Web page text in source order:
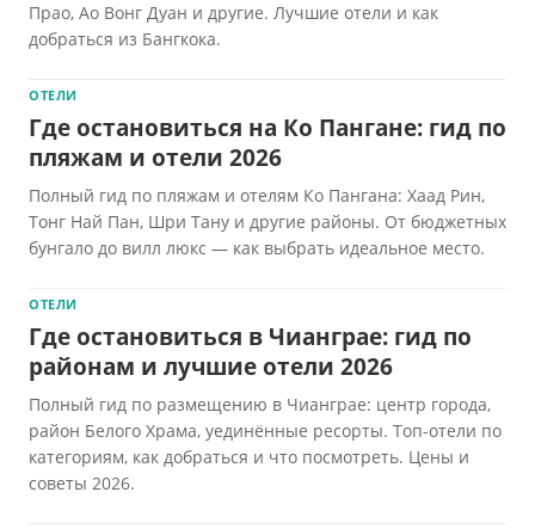
Прао, Ао Вонг Дуан и другие. Лучшие отели и как
добраться из Бангкока.
ОТЕЛИ
Где остановиться на Ко Пангане: гид по
пляжам и отели 2026
Полный гид по пляжам и отелям Ко Пангана: Хаад Рин,
Тонг Най Пан, Шри Тану и другие районы. От бюджетных
бунгало до вилл люкс — как выбрать идеальное место.
ОТЕЛИ
Где остановиться в Чианграе: гид по
районам и лучшие отели 2026
Полный гид по размещению в Чианграе: центр города,
район Белого Храма, уединённые ресорты. Топ-отели по
категориям, как добраться и что посмотреть. Цены и
советы 2026.